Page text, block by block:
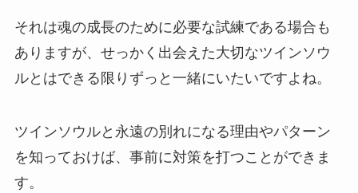
それは魂の成長のために必要な試練である場合も
ありますが、せっかく出会えた大切なツインソウ
ルとはできる限りずっと一緒にいたいですよね。
ツインソウルと永遠の別れになる理由やパターン
を知っておけば、事前に対策を打つことができま
す。